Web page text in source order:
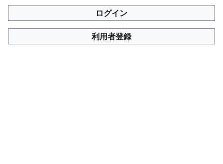
ページを作成。さらに根本的な原因なども記載した結果ペ
ージとして書き上がった。
概要
ログイン
利用者登録